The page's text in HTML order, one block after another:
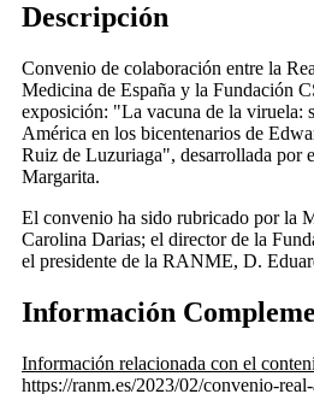
Descripción
Convenio de colaboración entre la
Medicina de España y la Fundación
exposición: "La vacuna de la viruela:
América en los bicentenarios de
Ruiz de Luzuriaga", desarrollada por
Margarita.
El convenio ha sido rubricado por la
Carolina Darias; el director de la
el presidente de la RANME, D.
Información
Información relacionada con el
https://ranm.es/2023/02/convenio-